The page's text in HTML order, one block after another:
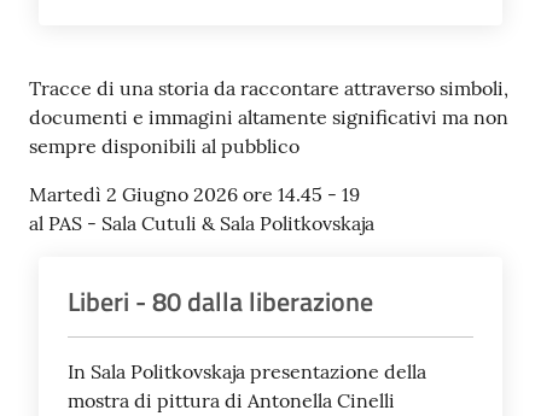
Tracce di una storia da raccontare attraverso simboli,
documenti e immagini altamente significativi ma non
sempre disponibili al pubblico
Martedì 2 Giugno 2026 ore 14.45 - 19
al PAS - Sala Cutuli & Sala Politkovskaja
Liberi - 80 dalla liberazione
In Sala Politkovskaja presentazione della
mostra di pittura di Antonella Cinelli